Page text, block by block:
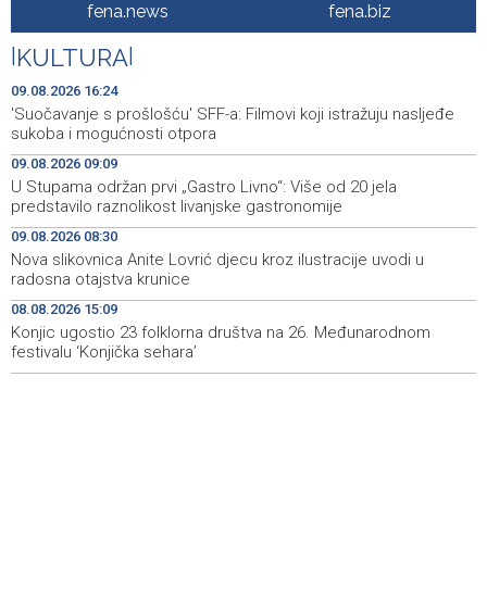
Posuški turnir 'Kamen, krš i maslina' potvrdio svoj ugled,
Kukoč ponovno na Topali
15:40 Priopćenje za javnost HDZ 1990
14:53
Pentagon pozvao američke odbrambene firme da
ubrzaju proizvodnju oružja usred iscrpljenih zaliha
14:39
Svečano otvoren 26. Cazin Grand Prix, staza 'Krajiška
zmija' ponovo okupila ljubitelje motosporta
13:20
Mostar Jazz Fest 2026. od 23. do 25. kolovoza donosi
tri večeri vrhunske glazbe
12:21 Izraelske snage izvode nova rušenja u južnom Libanu
fena.news fena.biz
KULTURA
09.08.2026 16:24
'Suočavanje s prošlošću' SFF-a: Filmovi koji istražuju nasljeđe
sukoba i mogućnosti otpora
09.08.2026 09:09
U Stupama održan prvi „Gastro Livno“: Više od 20 jela
predstavilo raznolikost livanjske gastronomije
09.08.2026 08:30
Nova slikovnica Anite Lovrić djecu kroz ilustracije uvodi u
radosna otajstva krunice
08.08.2026 15:09
Konjic ugostio 23 folklorna društva na 26. Međunarodnom
festivalu ‘Konjička sehara’